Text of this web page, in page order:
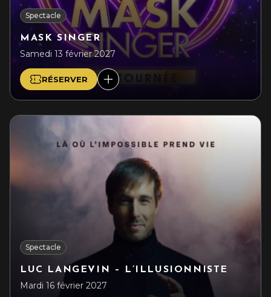
Spectacle
MASK SINGER
Samedi 13 février 2027
RÉSERVER
Spectacle
LUC LANGEVIN – L’ILLUSIONNISTE
Mardi 16 février 2027